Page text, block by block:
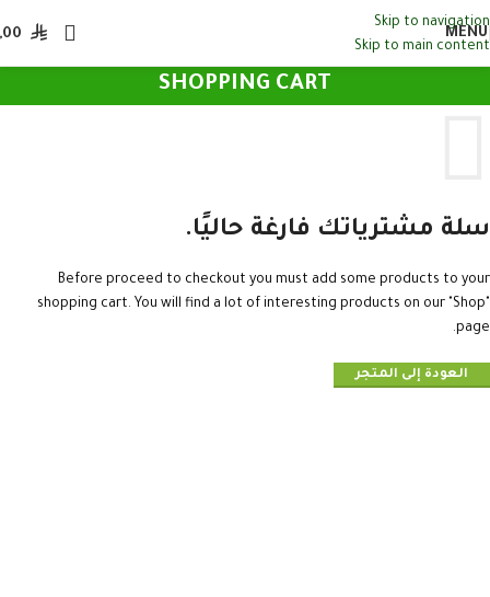
Skip to navigation
Skip to main content
MENU
SHOPPING CART
سلة مشترياتك فارغة حاليًا.
Before proceed to checkout you must add some products to your
shopping cart. You will find a lot of interesting products on our "Shop"
page.
العودة إلى المتجر